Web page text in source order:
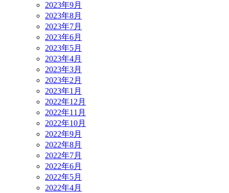
2023年9月
2023年8月
2023年7月
2023年6月
2023年5月
2023年4月
2023年3月
2023年2月
2023年1月
2022年12月
2022年11月
2022年10月
2022年9月
2022年8月
2022年7月
2022年6月
2022年5月
2022年4月